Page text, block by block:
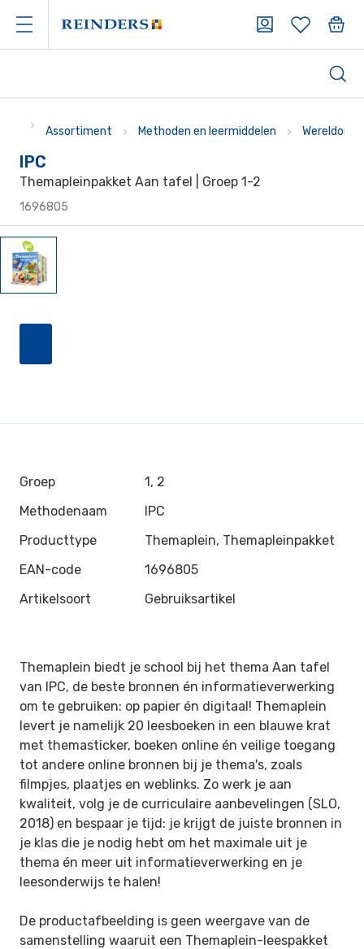
Assortiment Methoden en leermiddelen
IPC
Themapleinpakket Aan tafel | Groep 1-2
1696805
Groep
1, 2
Methodenaam
IPC
Producttype
Themaplein, Themapleinpakket
EAN-code
1696805
Artikelsoort
Gebruiksartikel
Themaplein biedt je school bij het thema Aan tafel
van IPC, de beste bronnen én informatieverwerking
om te gebruiken: op papier én digitaal! Themaplein
levert je namelijk 20 leesboeken in een blauwe krat
met themasticker, boeken online én veilige toegang
tot andere online bronnen bij je thema's, zoals
filmpjes, plaatjes en weblinks. Zo werk je aan
kwaliteit, volg je de curriculaire aanbevelingen (SLO,
2018) en bespaar je tijd: je krijgt de juiste bronnen in
je klas die je nodig hebt om het maximale uit je
thema én meer uit informatieverwerking en je
leesonderwijs te halen!
De productafbeelding is geen weergave van de
samenstelling waaruit een Themaplein-leespakket